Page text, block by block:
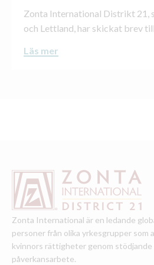
Zonta International Distrikt 21,
och Lettland, har skickat brev till
Läs mer
Zonta International är en ledande
personer från olika yrkesgrupper som
kvinnors rättigheter genom stödjande
påverkansarbete.